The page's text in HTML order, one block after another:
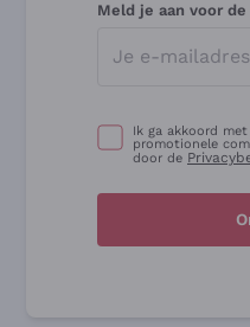
Meld je aan voor
Ik ga akkoord
promotionele
door de